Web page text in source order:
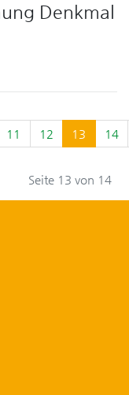
Denkmal
11 12 13 14
Seite 13 von 14